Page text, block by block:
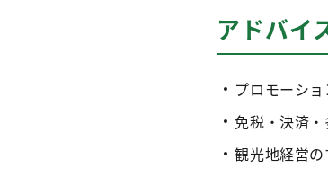
アドバイ
プロモーシ
免税・決済
観光地経営